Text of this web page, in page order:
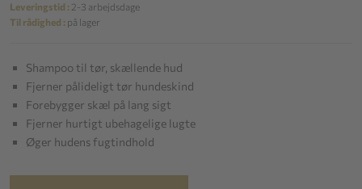
Leveringstid : 2-3 arbejdsdage
Til rådighed : på lager
Shampoo til tør, skællende hud
Fjerner pålideligt tør hundeskind
Forebygger skæl på lang sigt
Fjerner hurtigt ubehagelige lugte
Øger hudens fugtindhold